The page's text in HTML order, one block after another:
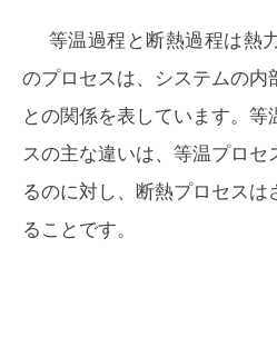
等温過程と断熱過程は熱
のプロセスは、システムの内
との関係を表しています。等
スの主な違いは、等温プロセ
るのに対し、断熱プロセスは
ることです。